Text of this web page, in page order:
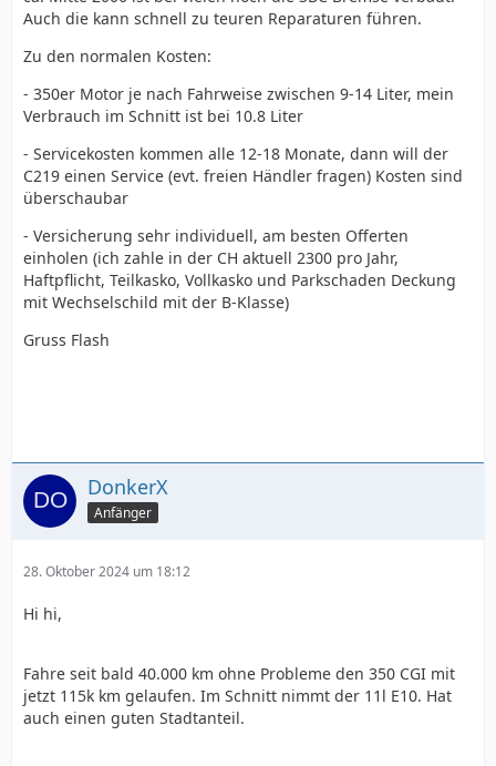
Auch die kann schnell zu teuren Reparaturen führen.
Zu den normalen Kosten:
- 350er Motor je nach Fahrweise zwischen 9-14 Liter, mein
Verbrauch im Schnitt ist bei 10.8 Liter
- Servicekosten kommen alle 12-18 Monate, dann will der
C219 einen Service (evt. freien Händler fragen) Kosten sind
überschaubar
- Versicherung sehr individuell, am besten Offerten
einholen (ich zahle in der CH aktuell 2300 pro Jahr,
Haftpflicht, Teilkasko, Vollkasko und Parkschaden Deckung
mit Wechselschild mit der B-Klasse)
Gruss Flash
DonkerX
Anfänger
28. Oktober 2024 um 18:12
Hi hi,
Fahre seit bald 40.000 km ohne Probleme den 350 CGI mit
jetzt 115k km gelaufen. Im Schnitt nimmt der 11l E10. Hat
auch einen guten Stadtanteil.